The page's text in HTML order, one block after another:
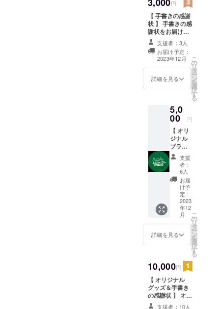
数購入の場合も
お送りするメッ
セージは1つとさ
せていただきま
す
3,000円
【 手書きの感謝
状 】 手書きの感
謝状をお届けし
ます。 〈 内容
〉 ・手書きの感
謝状
支援者：3人
お届け予定：
2023年12月
詳細を見る
こ
の
リ
タ
ー
ン
を
選
択
す
る
5,0
00 円
【 オリ
ジナル
ブラン
ドス
テッ
カー＆
手書き
の感謝
状 】 オ
リジナ
ルブラ
ンドス
テッ
カーと
手書き
届けし
ます。
〈 内容
〉 ・オ
リジナ
ルブラ
支援
者：
6人
お届
け予
定：
2023
年12
月
詳細を見る
こ
の
リ
タ
ー
ン
を
選
択
す
る
10,000円
【 オリジナル
グッズ＆手書き
の感謝状 】 オリ
ジナルグッズと
支援者：10人